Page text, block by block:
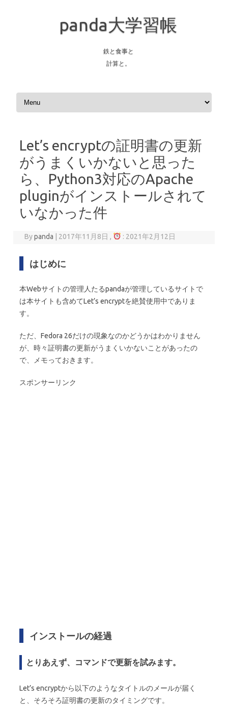
panda大学習帳
鉄と食事と
計算と。
Skip to content
Let’s encryptの証明書の更新
がうまくいかないと思った
ら、Python3対応のApache
pluginがインストールされて
いなかった件
Bypanda 2017年11月8日 , : 2021年2月12日
はじめに
本Webサイトの管理人たるpandaが管理しているサイトで
は本サイトも含めてLet’s encryptを絶賛使用中でありま
す。
ただ、Fedora 26だけの現象なのかどうかはわかりません
が、時々証明書の更新がうまくいかないことがあったの
で、メモっておきます。
スポンサーリンク
インストールの経過
とりあえず、コマンドで更新を試みます。
Let’s encryptから以下のようなタイトルのメールが届く
と、そろそろ証明書の更新のタイミングです。